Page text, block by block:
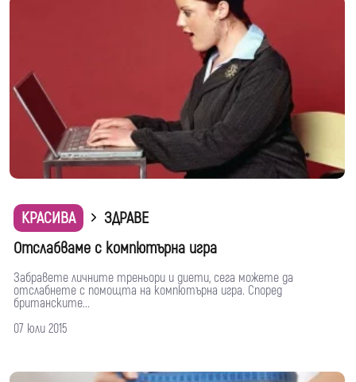
КРАСИВА
ЗДРАВЕ
Отслабваме с компютърна игра
Забравете личните треньори и диети, сега можете да
отслабнете с помощта на компютърна игра. Според
британските...
07 юли 2015